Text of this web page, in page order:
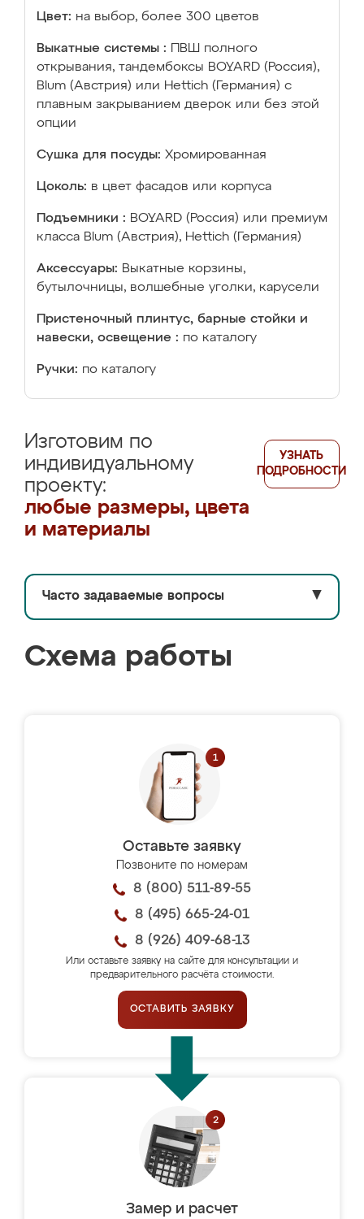
Цвет: на выбор, более 300 цветов
Выкатные системы :
ПВШ полного
открывания, тандембоксы BOYARD (Россия),
Blum (Австрия) или Hettich (Германия) с
плавным закрыванием дверок или без этой
опции
Сушка для посуды: Хромированная
Цоколь: в цвет фасадов или корпуса
Подъемники : BOYARD (Россия) или премиум
класса Blum (Австрия), Hettich (Германия)
Аксессуары: Выкатные корзины,
бутылочницы, волшебные уголки, карусели
Пристеночный плинтус, барные стойки и
навески, освещение : по каталогу
Ручки: по каталогу
Изготовим по
индивидуальному
проекту:
любые размеры, цвета
и материалы
УЗНАТЬ
ПОДРОБНОСТИ
Часто задаваемые вопросы ▼
Схема работы
Оставьте заявку
Позвоните по номерам
8 (800) 511-89-55
8 (495) 665-24-01
8 (926) 409-68-13
Или оставьте заявку на сайте для консультации и
предварительного расчёта стоимости.
ОСТАВИТЬ ЗАЯВКУ
Замер и расчет